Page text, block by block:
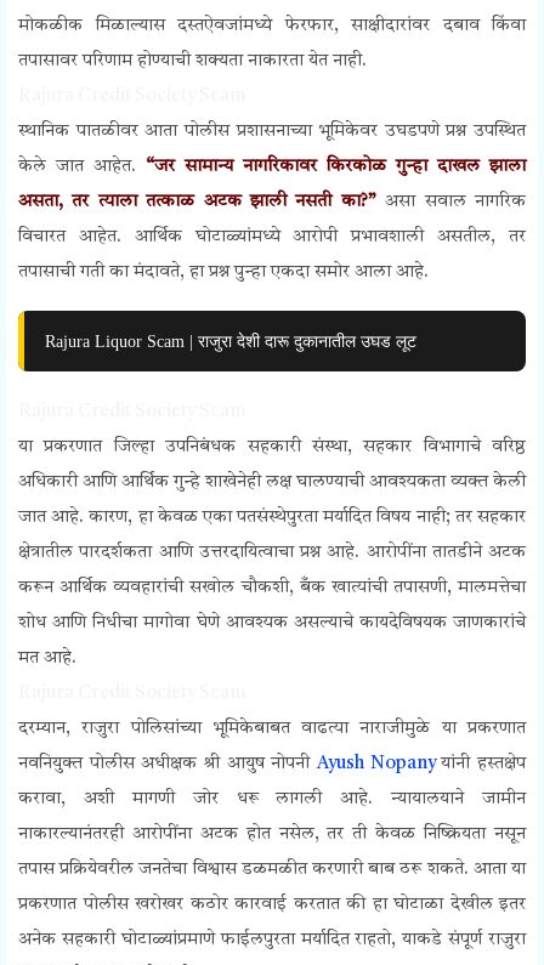
मोकळीक मिळाल्यास दस्तऐवजांमध्ये फेरफार, साक्षीदारांवर दबाव किंवा
तपासावर परिणाम होण्याची शक्यता नाकारता येत नाही.
स्थानिक पातळीवर आता पोलीस प्रशासनाच्या भूमिकेवर उघडपणे प्रश्न उपस्थित
केले जात आहेत. “जर सामान्य नागरिकावर किरकोळ गुन्हा दाखल झाला
असता, तर त्याला तत्काळ अटक झाली नसती का?”असा सवाल नागरिक
विचारत आहेत. आर्थिक घोटाळ्यांमध्ये आरोपी प्रभावशाली असतील, तर
तपासाची गती का मंदावते, हा प्रश्न पुन्हा एकदा समोर आला आहे.
Rajura Liquor Scam | राजुरा देशी दारू दुकानातील उघड लूट
या प्रकरणात जिल्हा उपनिबंधक सहकारी संस्था, सहकार विभागाचे वरिष्ठ
अधिकारी आणि आर्थिक गुन्हे शाखेनेही लक्ष घालण्याची आवश्यकता व्यक्त केली
जात आहे. कारण, हा केवळ एका पतसंस्थेपुरता मर्यादित विषय नाही; तर सहकार
क्षेत्रातील पारदर्शकता आणि उत्तरदायित्वाचा प्रश्न आहे. आरोपींना तातडीने अटक
करून आर्थिक व्यवहारांची सखोल चौकशी, बँक खात्यांची तपासणी, मालमत्तेचा
शोध आणि निधीचा मागोवा घेणे आवश्यक असल्याचे कायदेविषयक जाणकारांचे
मत आहे.
दरम्यान, राजुरा पोलिसांच्या भूमिकेबाबत वाढत्या नाराजीमुळे या प्रकरणात
नवनियुक्त पोलीस अधीक्षक श्री आयुष नोपनीAyush Nopanyयांनी हस्तक्षेप
करावा, अशी मागणी जोर धरू लागली आहे. न्यायालयाने जामीन
नाकारल्यानंतरही आरोपींना अटक होत नसेल, तर ती केवळ निष्क्रियता नसून
तपास प्रक्रियेवरील जनतेचा विश्वास डळमळीत करणारी बाब ठरू शकते. आता या
प्रकरणात पोलीस खरोखर कठोर कारवाई करतात की हा घोटाळा देखील इतर
अनेक सहकारी घोटाळ्यांप्रमाणे फाईलपुरता मर्यादित राहतो, याकडे संपूर्ण राजुरा